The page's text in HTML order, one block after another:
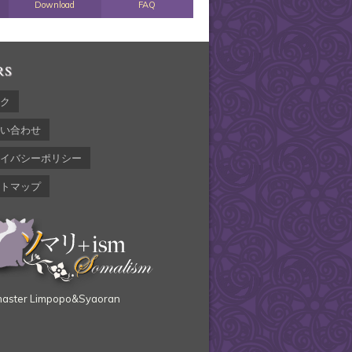
Download FAQ
合わせ
バシーポリシー
マップ
Limpopo&Syaoran